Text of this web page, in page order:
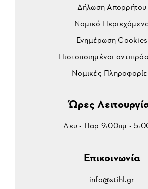
Δήλωση Απορρήτου
Νομικό Περιεχόμενο
Ενημέρωση Cookies
Πιστοποιημένοι
Νομικές
Ώρες
Δευ - Παρ 9:00πμ -
Επικοινωνία
info@stihl.gr